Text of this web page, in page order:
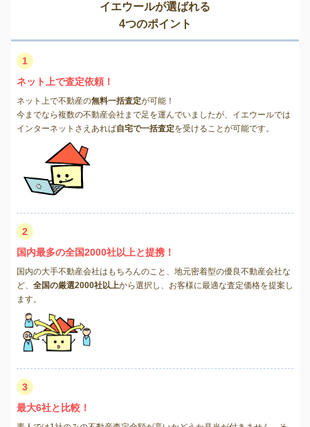
イエウールが選ばれる
4つのポイント
1
ネット上で査定依頼！
ネット上で不動産の無料一括査定が可能！
今までなら複数の不動産会社まで足を運んでいましたが、イエウールでは
インターネットさえあれば自宅で一括査定を受けることが可能です。
2
国内最多の全国2000社以上と提携！
国内の大手不動産会社はもちろんのこと、地元密着型の優良不動産会社な
ど、 全国の厳選2000社以上から選択し、お客様に最適な査定価格を提案し
ます。
3
最大6社と比較！